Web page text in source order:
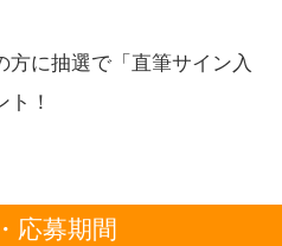
に抽選で「直筆サイン入
！
応募期間